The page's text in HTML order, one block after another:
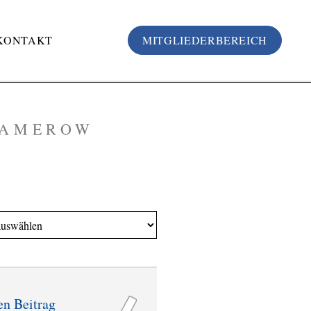
MITGLIEDERBEREICH
Beitrag